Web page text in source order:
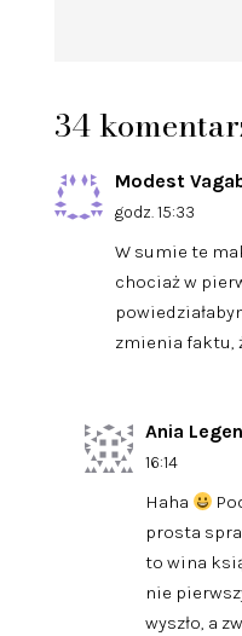
34
Modest
godz. 15:33
W sumie te
chociaż w
zmienia faktu,
Ania
16:14
Haha
prosta
to wina
nie
wyszło, a